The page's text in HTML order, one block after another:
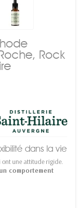
Rock
dans la vie
ont une attitude rigide.
comportement